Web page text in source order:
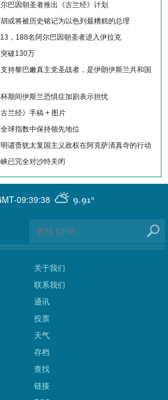
巴因朝圣者推出《古兰经》计划
胡或将被历史铭记为以色列最糟糕的总理
，188名阿尔巴因朝圣者进入伊拉克
破130万
持黎巴嫩真主党圣战者，是伊朗伊斯兰共和国
期间伊斯兰恐惧症加剧表示担忧
兰经》手稿 + 图片
球指数中保持领先地位
谴责犹太复国主义政权在阿克萨清真寺的行动
已完全对沙特关闭
09:39:38 9.91°
关于我们
联系我们
通讯
投票
天气
存档
查找
链接